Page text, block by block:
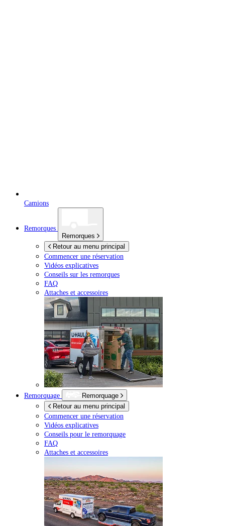
Camions
Remorques
Remorques
Retour au menu principal
Commencer une réservation
Vidéos explicatives
Conseils sur les remorques
FAQ
Attaches et accessoires
Remorquage
Remorquage
Retour au menu principal
Commencer une réservation
Vidéos explicatives
Conseils pour le remorquage
FAQ
Attaches et accessoires